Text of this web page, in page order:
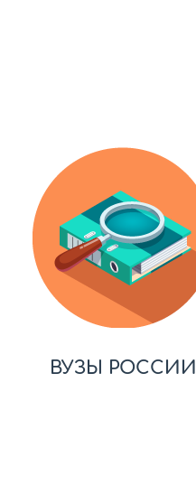
ВУЗЫ РОССИИ